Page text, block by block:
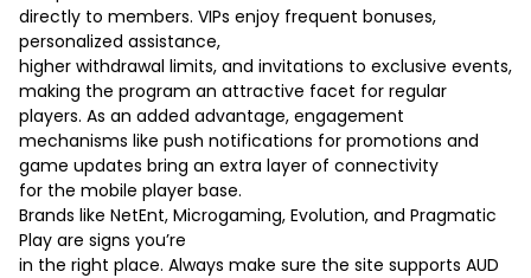
directly to members. VIPs enjoy frequent bonuses,
personalized assistance,
higher withdrawal limits, and invitations to exclusive events,
making the program an attractive facet for regular
players. As an added advantage, engagement
mechanisms like push notifications for promotions and
game updates bring an extra layer of connectivity
for the mobile player base.
Brands like NetEnt, Microgaming, Evolution, and Pragmatic
Play are signs you’re
in the right place. Always make sure the site supports AUD